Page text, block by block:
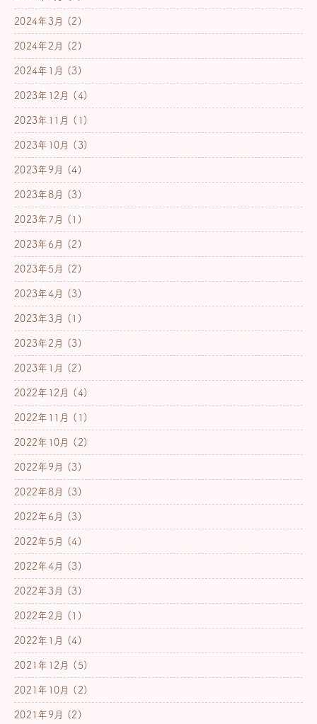
2024年3月 (2)
2024年2月 (2)
2024年1月 (3)
2023年12月 (4)
2023年11月 (1)
2023年10月 (3)
2023年9月 (4)
2023年8月 (3)
2023年7月 (1)
2023年6月 (2)
2023年5月 (2)
2023年4月 (3)
2023年3月 (1)
2023年2月 (3)
2023年1月 (2)
2022年12月 (4)
2022年11月 (1)
2022年10月 (2)
2022年9月 (3)
2022年8月 (3)
2022年6月 (3)
2022年5月 (4)
2022年4月 (3)
2022年3月 (3)
2022年2月 (1)
2022年1月 (4)
2021年12月 (5)
2021年10月 (2)
2021年9月 (2)